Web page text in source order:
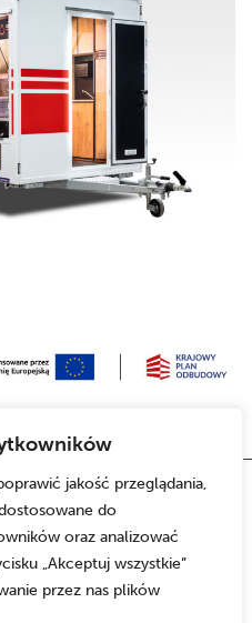
jakość przeglądania,
do
oraz analizować
„Akceptuj wszystkie”
przez nas plików